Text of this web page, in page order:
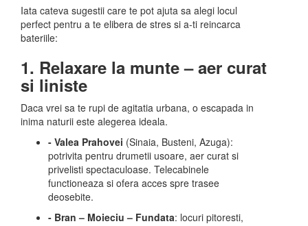
Iata cateva sugestii care te pot ajuta sa alegi locul
perfect pentru a te elibera de stres si a-ti reincarca
bateriile:
1. Relaxare la munte – aer curat
si liniste
Daca vrei sa te rupi de agitatia urbana, o escapada in
inima naturii este alegerea ideala.
- Valea Prahovei (Sinaia, Busteni, Azuga):
potrivita pentru drumetii usoare, aer curat si
privelisti spectaculoase. Telecabinele
functioneaza si ofera acces spre trasee
deosebite.
- Bran – Moieciu – Fundata: locuri pitoresti,